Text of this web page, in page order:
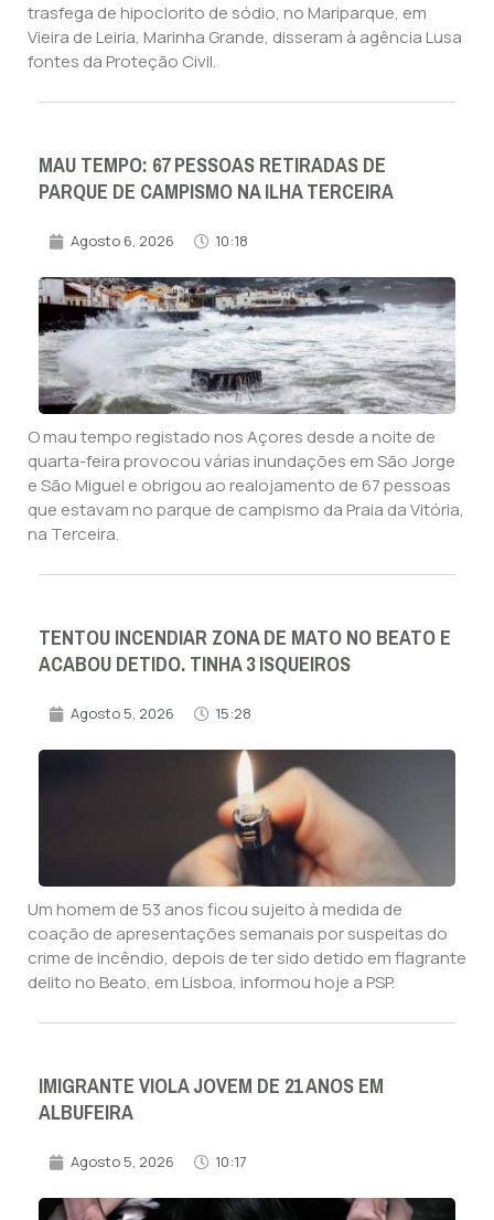
trasfega de hipoclorito de sódio, no Mariparque, em
Vieira de Leiria, Marinha Grande, disseram à agência Lusa
fontes da Proteção Civil.
MAU TEMPO: 67 PESSOAS RETIRADAS DE
PARQUE DE CAMPISMO NA ILHA TERCEIRA
Agosto 6, 2026 10:18
O mau tempo registado nos Açores desde a noite de
quarta-feira provocou várias inundações em São Jorge
e São Miguel e obrigou ao realojamento de 67 pessoas
que estavam no parque de campismo da Praia da Vitória,
na Terceira.
TENTOU INCENDIAR ZONA DE MATO NO BEATO E
ACABOU DETIDO. TINHA 3 ISQUEIROS
Agosto 5, 2026 15:28
Um homem de 53 anos ficou sujeito à medida de
coação de apresentações semanais por suspeitas do
crime de incêndio, depois de ter sido detido em flagrante
delito no Beato, em Lisboa, informou hoje a PSP.
IMIGRANTE VIOLA JOVEM DE 21 ANOS EM
ALBUFEIRA
Agosto 5, 2026 10:17